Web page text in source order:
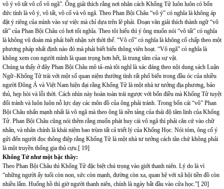
vô ý vô tất vô cố vô ngã”. Ông giải thích rằng nơi nhân cách Khổng Tử luôn luôn có bốn
đức tính là vô ý, vô tất, vô cố và vô ngã. Theo Phan Bội Châu “vô ý” có nghĩa là không áp
đặt ý riêng của mình vào sự việc mà chỉ dựa trên lẽ phải. Đoạn văn giải thích thành ngữ “vô
tất” của Phan Bội Châu có hơi tối nghĩa. Theo tôi hiểu thì ý ông muốn nói “vô tất” có nghĩa
là không vũ đoán mà phải biết nhận xét thời thế. “Vô cố” có nghĩa là không cố chấp theo một
phương pháp nhất định nào đó mà phải biết biến thông viên hoạt. “Vô ngã” có nghĩa là
không xem con người mình là quan trọng hơn hết, là trung tâm của sự vật.
Chúng ta thấy ở đây Phan Bội Châu mô tả–mà tôi nghĩ là xác đáng theo nội dung sách Luận
Ngữ–Khổng Tử trái với một số quan niệm thường tình rất phổ biến trong đầu óc của nhiều
người Đông Á và Việt Nam hiện đại rằng Khổng Tử là một nhà tư tưởng địa phương, bảo
thủ, hẹp hòi và lỗi thời. Cách nhìn này hoàn toàn trái ngược với bốn điều mà Khổng Tử tuyệt
đối tránh và luôn luôn nỗ lực dạy các môn đồ của ông phải tránh. Trong bốn cái “vô” Phan
Bội Châu nhấn mạnh nhất là vô ngã mà theo ông là nền tảng của thái độ tâm linh của Khổng
Tử. Phan Bội Châu cũng nói thêm rằng muốn phát huy cái vô ngã thì phải căn cứ vào chữ
nhân, và nhân chính là khái niệm bao trùm tất cả triết lý của Khổng Học. Nói tóm, ông cố ý
gửi đến người đọc thông điệp rằng Khổng Tử là một nhà tư tưởng cách tân chứ không phải
là một truyền thống gia thủ cựu.[ 19]
Khổng Tử như một bậc thầy:
Theo Phan Bội Châu thì Khổng Tử đặc biệt chú trọng vào giới thanh niên. Lý do là vì
“những người ấy tuổi còn non, sức còn mạnh, đường còn xa, quan hệ với xã hội tiền đồ còn
nhiều lắm. Huống hồ thì giờ người thanh niên, chính là ngày bắt đầu vào cửa học.”[ 20]